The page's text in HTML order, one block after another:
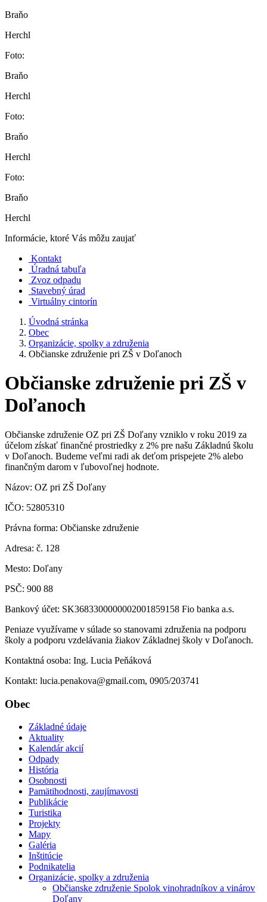
Braňo
Herchl
Foto:
Braňo
Herchl
Foto:
Braňo
Herchl
Foto:
Braňo
Herchl
Informácie, ktoré Vás môžu zaujať
Kontakt
Úradná tabuľa
Zvoz odpadu
Stavebný úrad
Virtuálny cintorín
Úvodná stránka
Obec
Organizácie, spolky a združenia
Občianske združenie pri ZŠ v Doľanoch
Občianske združenie pri ZŠ v
Doľanoch
Občianske združenie OZ pri ZŠ Doľany vzniklo v roku 2019 za
účelom získať finančné prostriedky z 2% pre našu Základnú školu
v Doľanoch. Budeme veľmi radi ak deťom prispejete 2% alebo
finančným darom v ľubovoľnej hodnote.
Názov: OZ pri ZŠ Doľany
IČO: 52805310
Právna forma: Občianske združenie
Adresa: č. 128
Mesto: Doľany
PSČ: 900 88
Bankový účet: SK3683300000002001859158 Fio banka a.s.
Peniaze využívame v súlade so stanovami združenia na podporu
školy a podporu vzdelávania žiakov Základnej školy v Doľanoch.
Kontaktná osoba: Ing. Lucia Peňáková
Kontakt: lucia.penakova@gmail.com, 0905/203741
Obec
Základné údaje
Aktuality
Kalendár akcií
Odpady
História
Osobnosti
Pamätihodnosti, zaujímavosti
Publikácie
Turistika
Projekty
Mapy
Galéria
Inštitúcie
Podnikatelia
Organizácie, spolky a združenia
Občianske združenie Spolok vinohradníkov a vinárov
Doľany